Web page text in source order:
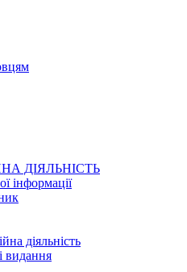
ДІЯЛЬНІСТЬ
інформації
діяльність
видання